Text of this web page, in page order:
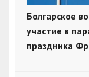
Болгарское
участие в
праздника